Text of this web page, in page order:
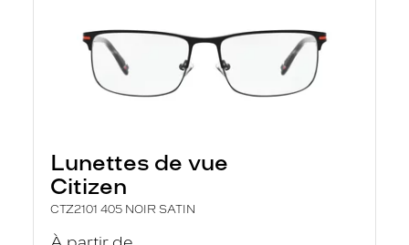
Lunettes de vue
Citizen
CTZ2101 405 NOIR SATIN